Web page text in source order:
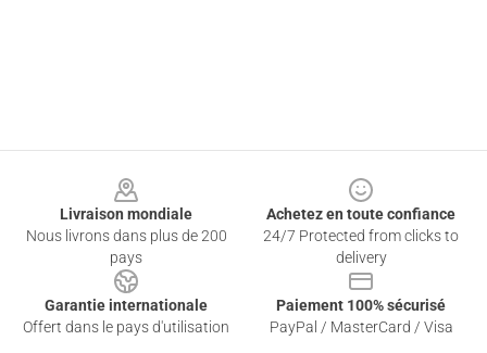
Livraison mondiale
Nous livrons dans plus de 200
pays
Achetez en toute confiance
24/7 Protected from clicks to
delivery
Garantie internationale
Offert dans le pays d'utilisation
Paiement 100% sécurisé
PayPal / MasterCard / Visa